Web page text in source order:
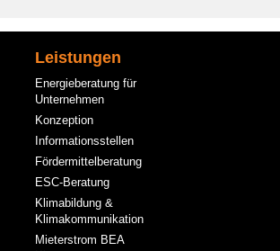
Leistungen
Energieberatung für
Unternehmen
Konzeption
Informationsstellen
Fördermittelberatung
ESC-Beratung
Klimabildung &
Klimakommunikation
Mieterstrom BEA